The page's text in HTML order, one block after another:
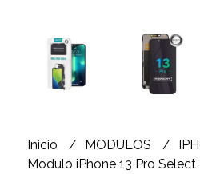
Inicio MODULOS
Modulo iPhone 13 Pro Select